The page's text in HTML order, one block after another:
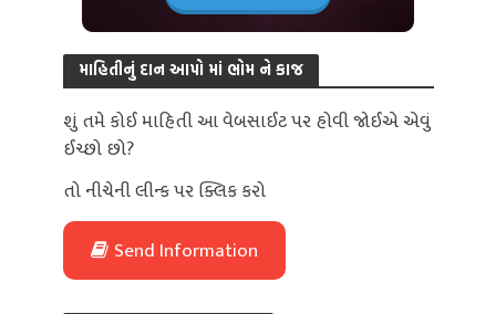
માહિતીનું દાન આપો માં ભોમ ને કાજ
શું તમે કોઈ માહિતી આ વેબસાઈટ પર હોવી જોઈએ એવું
ઈચ્છો છો?
તો નીચેની લીન્ક પર ક્લિક કરો
Send Information